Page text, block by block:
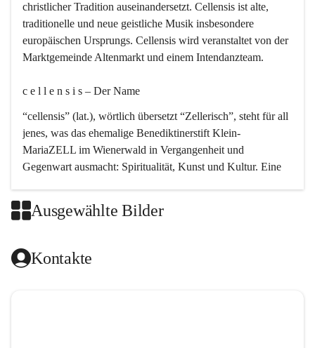
christlicher Tradition auseinandersetzt. Cellensis ist alte,
traditionelle und neue geistliche Musik insbesondere
europäischen Ursprungs. Cellensis wird veranstaltet von der
Marktgemeinde Altenmarkt und einem Intendanzteam.
c e l l e n s i s – Der Name
“cellensis” (lat.), wörtlich übersetzt “Zellerisch”, steht für all
jenes, was das ehemalige Benediktinerstift Klein-
MariaZELL im Wienerwald in Vergangenheit und
Gegenwart ausmacht: Spiritualität, Kunst und Kultur. Eine
Kirchenmusik, dem kunstvollen Lob Gottes.
Das kirchenmusikalische Festival Cellensis wird seit dem
Ausgewählte Bilder
Kontakte